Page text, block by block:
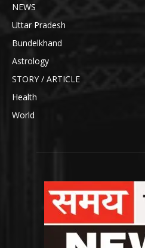
NEWS
Uttar Pradesh
Bundelkhand
Astrology
STORY / ARTICLE
Health
World